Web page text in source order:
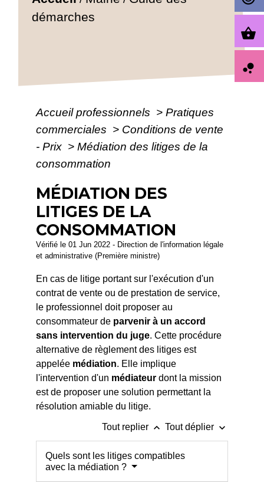
démarches
Accueil professionnels > Pratiques
commerciales > Conditions de vente
- Prix > Médiation des litiges de la
consommation
MÉDIATION DES
LITIGES DE LA
CONSOMMATION
Vérifié le 01 Jun 2022 - Direction de l'information légale
et administrative (Première ministre)
En cas de litige portant sur l'exécution d'un
contrat de vente ou de prestation de service,
le professionnel doit proposer au
consommateur de parvenir à un accord
sans intervention du juge. Cette procédure
alternative de règlement des litiges est
appelée médiation. Elle implique
l'intervention d'un médiateur dont la mission
est de proposer une solution permettant la
résolution amiable du litige.
Tout replier keyboard_arrow_up Tout déplier keyboard_arrow_down
Quels sont les litiges compatibles
avec la médiation ?
shopping_basket
bubble_chart